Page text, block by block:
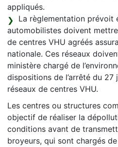
appliqués.
La règlementation prévoit
automobilistes doivent
de centres VHU agréés
nationale. Ces réseaux
ministère chargé de
dispositions de l’arrêté du 27
réseaux de centres VHU.
Les centres ou structures
objectif de réaliser la
conditions avant de
broyeurs, qui sont chargés